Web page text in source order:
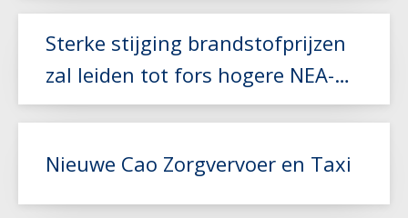
Lees meer
Sterke stijging brandstofprijzen
zal leiden tot fors hogere NEA-
index
Nieuwe Cao Zorgvervoer en Taxi